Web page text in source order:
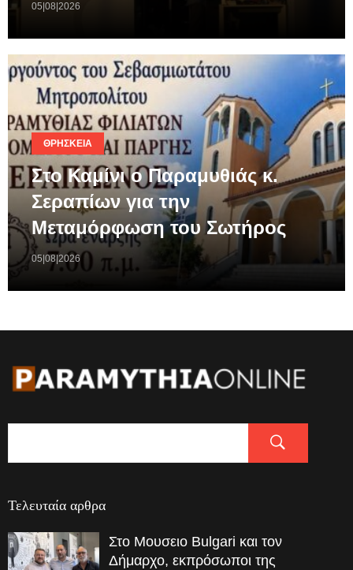
05|08|2026
ΘΡΗΣΚΕΊΑ
Στο Καμίνι ο Παραμυθιάς κ.
Σεραπίων για την
Μεταμόρφωση του Σωτήρος
05|08|2026
Τελευταία αρθρα
Στο Μουσειο Bulgari και τον
Δήμαρχο, εκπρόσωποι της